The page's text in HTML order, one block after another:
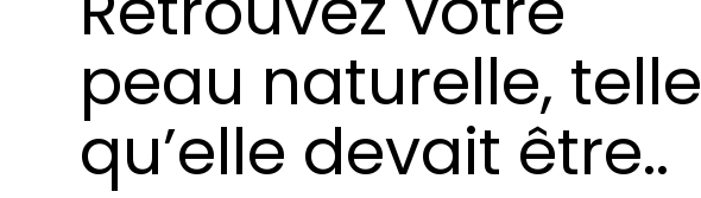
peau naturelle, telle
qu’elle devait être..